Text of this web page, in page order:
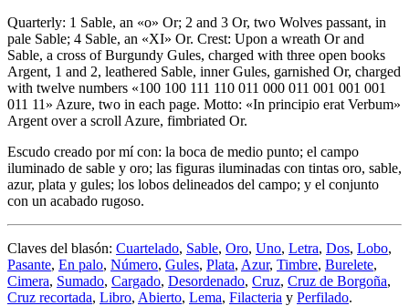
Quarterly: 1 Sable, an «o» Or; 2 and 3 Or, two Wolves passant, in
pale Sable; 4 Sable, an «XI» Or. Crest: Upon a wreath Or and
Sable, a cross of Burgundy Gules, charged with three open books
Argent, 1 and 2, leathered Sable, inner Gules, garnished Or, charged
with twelve numbers «100 100 111 110 011 000 011 001 001 001
011 11» Azure, two in each page. Motto: «In principio erat Verbum»
Argent over a scroll Azure, fimbriated Or.
Escudo creado por mí con: la boca de medio punto; el campo
iluminado de sable y oro; las figuras iluminadas con tintas oro, sable,
azur, plata y gules; los lobos delineados del campo; y el conjunto
con un acabado rugoso.
Claves del blasón: Cuartelado, Sable, Oro, Uno, Letra, Dos, Lobo,
Pasante, En palo, Número, Gules, Plata, Azur, Timbre, Burelete,
Cimera, Sumado, Cargado, Desordenado, Cruz, Cruz de Borgoña,
Cruz recortada, Libro, Abierto, Lema, Filacteria y Perfilado.